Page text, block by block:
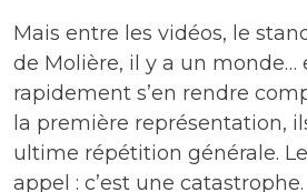
Mais entre les vidéos, le
de Molière, il y a un monde…
rapidement s’en rendre
la première représentation,
ultime répétition générale.
appel : c’est une catastrophe.